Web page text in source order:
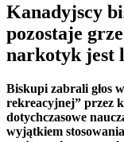
Kanadyjscy
pozostaje
narkotyk jest
Biskupi zabrali głos
rekreacyjnej” przez
dotychczasowe
wyjątkiem